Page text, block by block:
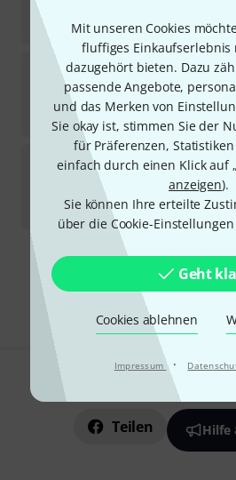
Mit unseren Cookies
fluffiges Einkaufserlebnis
dazugehört bieten. Dazu
passende Angebote,
und das Merken von
Sie okay ist, stimmen Sie der
für Präferenzen,
einfach durch einen Klick auf
anzeigen).
Sie können Ihre erteilte
über die Cookie-Einstellungen
Geht
Cookies ablehnen
Impressum ·
23,90 €
DunlopStraplok Gold
15
Sofort lieferbar
34 €
Dunlop 7007SI Ergo Lok
Sofort lieferbar
5€
Kostenloser Versand
Gefällt Ihnen, was
Teilen Hilfe